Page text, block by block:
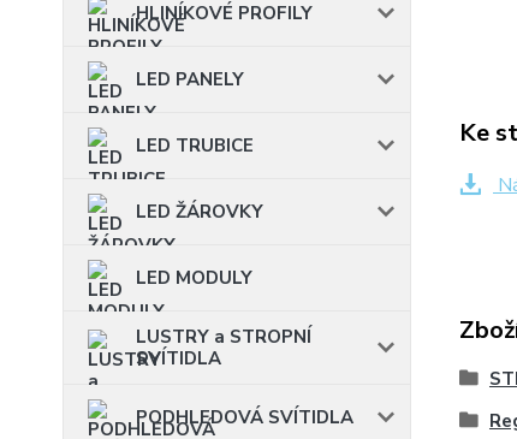
HLINÍKOVÉ PROFILY
LED PANELY
LED TRUBICE
LED ŽÁROVKY
LED MODULY
LUSTRY a STROPNÍ
SVÍTIDLA
PODHLEDOVÁ SVÍTIDLA
Ke